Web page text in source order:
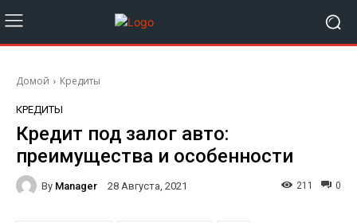
Домой Кредиты
КРЕДИТЫ
Кредит под залог авто:
преимущества и особенности
By Manager 28 Августа, 2021 0
211